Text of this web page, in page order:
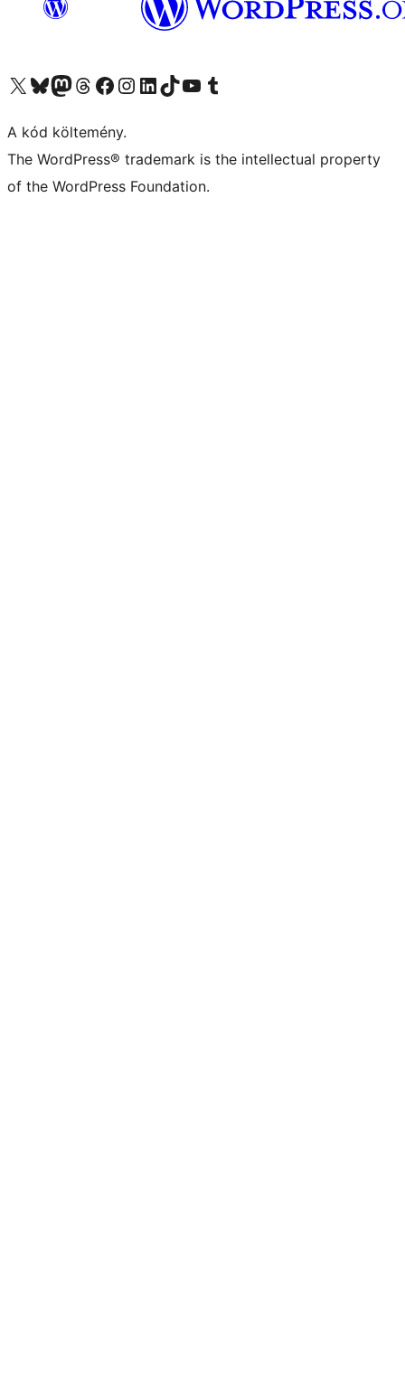
Visit our X (formerly Twitter) account
Visit our Bluesky account
Twitter csatornánk
Visit our Threads account
Facebook oldalunk megtekintése
Visit our Instagram account
Visit our LinkedIn account
Visit our TikTok account
Visit our YouTube channel
Visit our Tumblr account
A kód költemény.
The WordPress® trademark is the intellectual property
of the WordPress Foundation.